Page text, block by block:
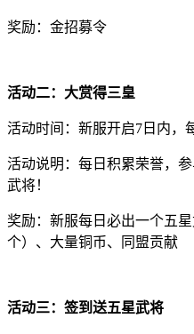
奖励：金招募令
活动二：大赏得三皇
活动时间：新服开启7日内，
活动说明：每日积累荣誉，
武将！
奖励：新服每日必出一个五
个）、大量铜币、同盟贡献
活动三：签到送五星武将